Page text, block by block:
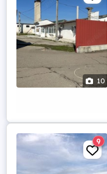
10
9